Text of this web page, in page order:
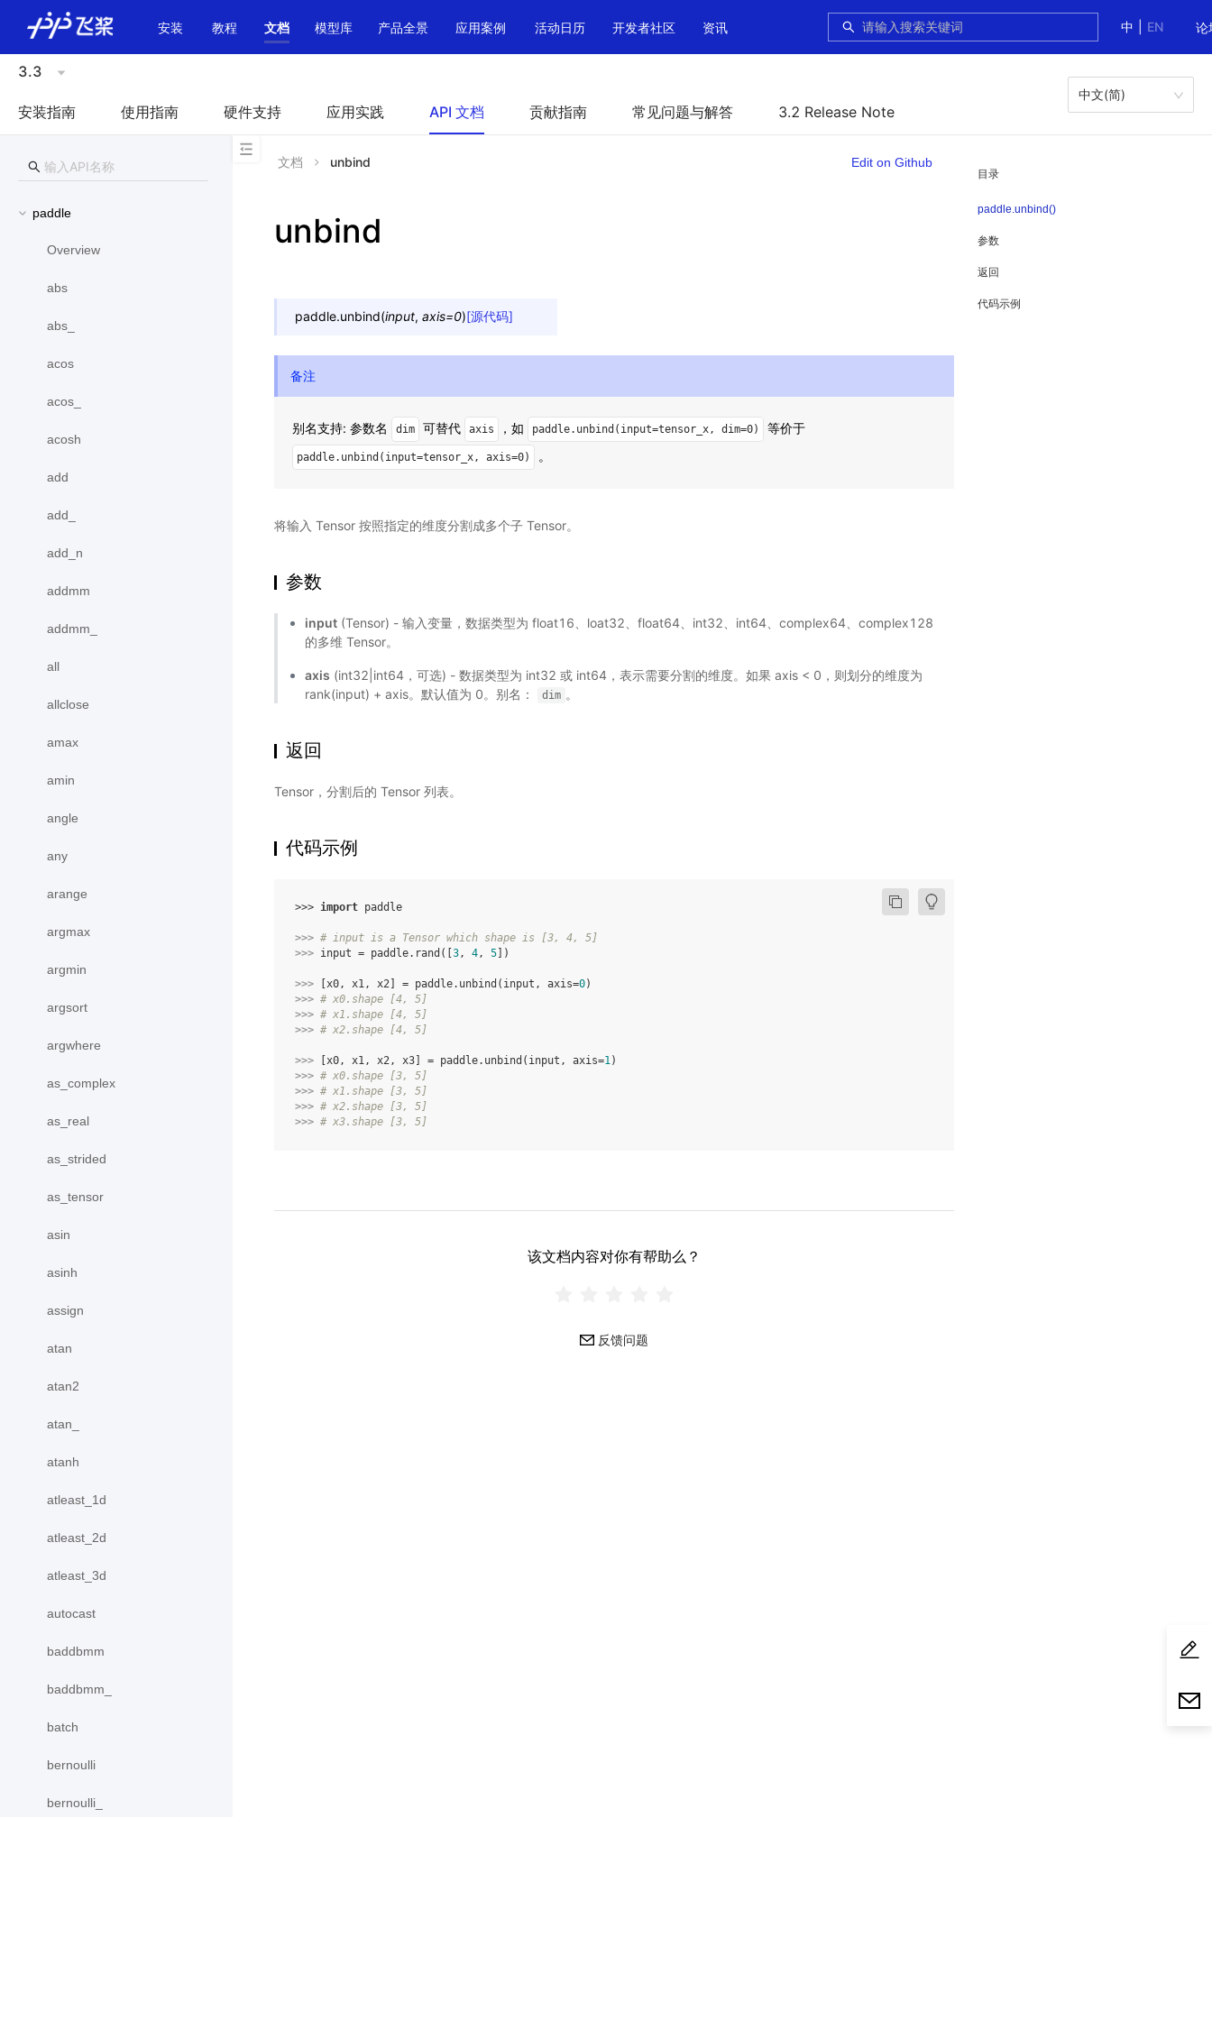
中
EN 论
安装 教程 文档 模型库 产品全景 应用案例 活动日历 开发者社区 资讯
3.3
安装指南 使用指南 硬件支持 应用实践 API 文档 贡献指南 常见问题与解答 3.2 Release Note
中文(简)
paddle
Overview
abs
abs_
acos
acos_
acosh
add
add_
add_n
addmm
addmm_
all
allclose
amax
amin
angle
any
arange
argmax
argmin
argsort
argwhere
as_complex
as_real
as_strided
as_tensor
asin
asinh
assign
atan
atan2
atan_
atanh
atleast_1d
atleast_2d
atleast_3d
autocast
baddbmm
baddbmm_
batch
bernoulli
bernoulli_
目录
paddle.unbind()
参数
返回
代码示例
文档 unbind Edit on Github
unbind
paddle.unbind(input, axis=0)[源代码]
备注
别名支持: 参数名 dim 可替代 axis ，如 paddle.unbind(input=tensor_x, dim=0) 等价于
paddle.unbind(input=tensor_x, axis=0) 。
将输入 Tensor 按照指定的维度分割成多个子 Tensor。
参数
input (Tensor) - 输入变量，数据类型为 float16、loat32、float64、int32、int64、complex64、complex128
的多维 Tensor。
axis (int32|int64，可选) - 数据类型为 int32 或 int64，表示需要分割的维度。如果 axis < 0，则划分的维度为
rank(input) + axis。默认值为 0。别名：
dim 。
返回
Tensor，分割后的 Tensor 列表。
代码示例
>>> import paddle
>>> # input is a Tensor which shape is [3, 4, 5]
>>> input = paddle. rand ([ 3, 4, 5 ])
>>> x0, x1, x2 = paddle. unbind ( input , axis=0)
>>> # x0.shape [4, 5]
>>> # x1.shape [4, 5]
>>> # x2.shape [4, 5]
>>> x0, x1, x2, x3 = paddle. unbind ( input , axis=1)
>>> # x0.shape [3, 5]
>>> # x1.shape [3, 5]
>>> # x2.shape [3, 5]
>>> # x3.shape [3, 5]
该文档内容对你有帮助么？
反馈问题